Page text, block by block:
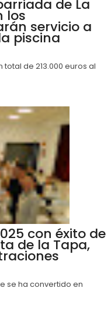
de La
los
servicio a
piscina
de 213.000 euros al
con éxito de
de la Tapa,
se ha convertido en